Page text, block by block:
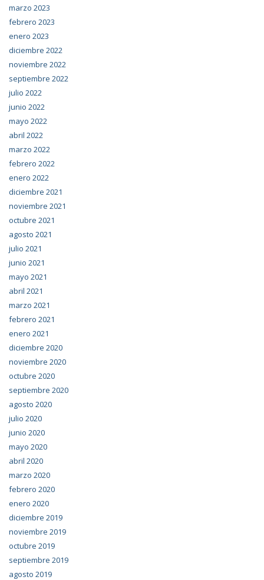
marzo 2023
febrero 2023
enero 2023
diciembre 2022
noviembre 2022
septiembre 2022
julio 2022
junio 2022
mayo 2022
abril 2022
marzo 2022
febrero 2022
enero 2022
diciembre 2021
noviembre 2021
octubre 2021
agosto 2021
julio 2021
junio 2021
mayo 2021
abril 2021
marzo 2021
febrero 2021
enero 2021
diciembre 2020
noviembre 2020
octubre 2020
septiembre 2020
agosto 2020
julio 2020
junio 2020
mayo 2020
abril 2020
marzo 2020
febrero 2020
enero 2020
diciembre 2019
noviembre 2019
octubre 2019
septiembre 2019
agosto 2019